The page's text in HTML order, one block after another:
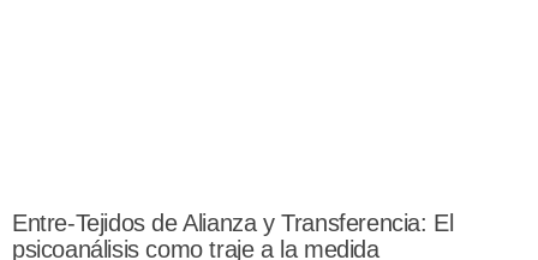
Entre-Tejidos de Alianza y Transferencia: El
psicoanálisis como traje a la medida